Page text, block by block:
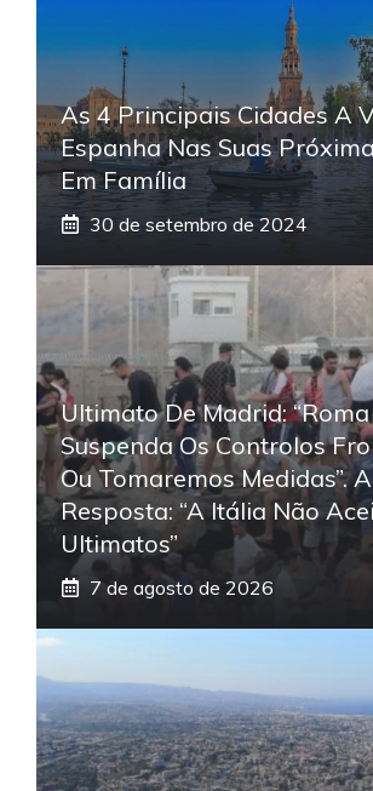
As 4 Principais Cidades A
Espanha Nas Suas
Em Família
30 de setembro de 2024
Ultimato De Madrid: “Roma
Suspenda Os Controlos
Ou Tomaremos Medidas”. A
Resposta: “A Itália Não
Ultimatos”
7 de agosto de 2026